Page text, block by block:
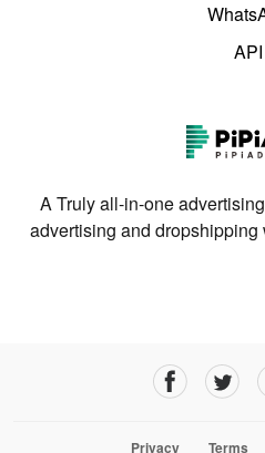
API
A Truly all-in-one
advertising and
Privacy Terms